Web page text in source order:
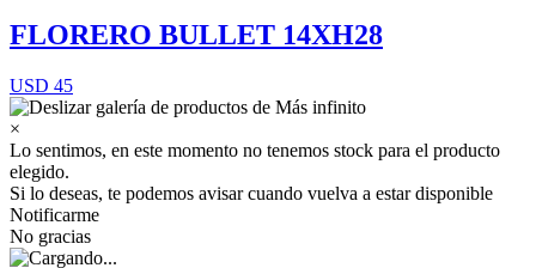
FLORERO BULLET 14XH28
USD 45
×
Lo sentimos, en este momento no tenemos stock para el producto
elegido.
Si lo deseas, te podemos avisar cuando vuelva a estar disponible
Notificarme
No gracias